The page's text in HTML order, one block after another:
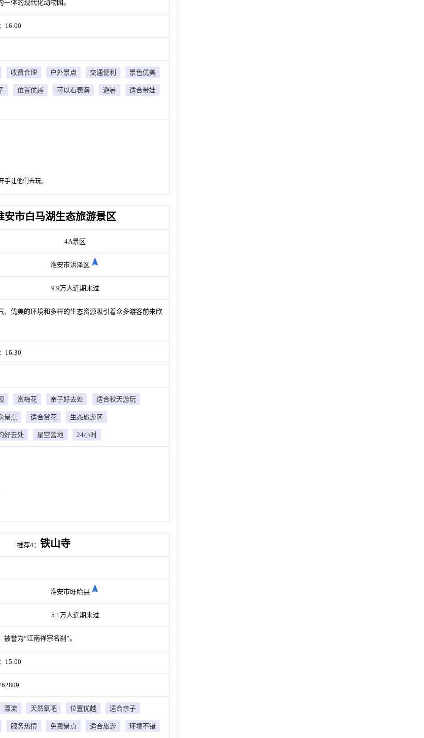
体的现代化动物园。
16:00
收费合理 户外景点 交通便利 景色优美
位置优越 可以看表演 避暑 适合带娃
让他们去玩。
安市白马湖生态旅游景区
4A景区
淮安市洪泽区
9.9万人近期来过
、优美的环境和多样的生态资源吸引着众多游客前来欣
16:30
赏梅花 亲子好去处 适合秋天游玩
景点 适合赏花 生态旅游区
好去处 星空营地 24小时
推荐4： 铁山寺
淮安市盱眙县
5.1万人近期来过
誉为“江南禅宗名刹”。
15:00
漂流 天然氧吧 位置优越 适合亲子
服务热情 免费景点 适合旅游 环境不错